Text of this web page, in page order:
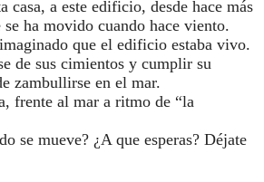
casa, a este edificio, desde hace más
ha movido cuando hace viento.
que el edificio estaba vivo.
de sus cimientos y cumplir su
zambullirse en el mar.
frente al mar a ritmo de “la
se mueve? ¿A que esperas? Déjate